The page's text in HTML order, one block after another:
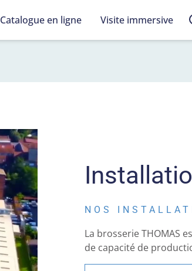
Catalogue en ligne Visite immersive
NOS
La brosserie THOMAS
de capacité de